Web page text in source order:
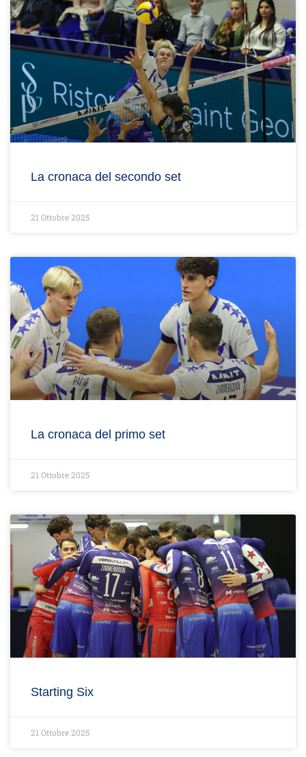
La cronaca del secondo set
21 Ottobre 2025
La cronaca del primo set
21 Ottobre 2025
Starting Six
21 Ottobre 2025